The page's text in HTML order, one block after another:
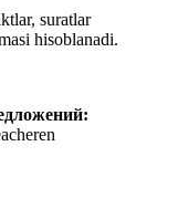
suratlar
hisoblanadi.